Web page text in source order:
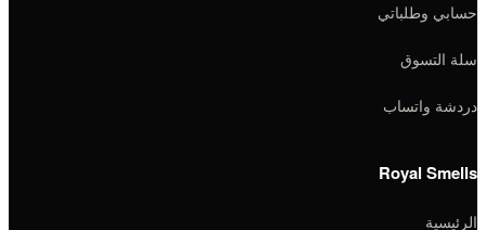
حسابي وطلباتي
سلة التسوق
دردشة واتساب
Royal Smells
الرئيسية